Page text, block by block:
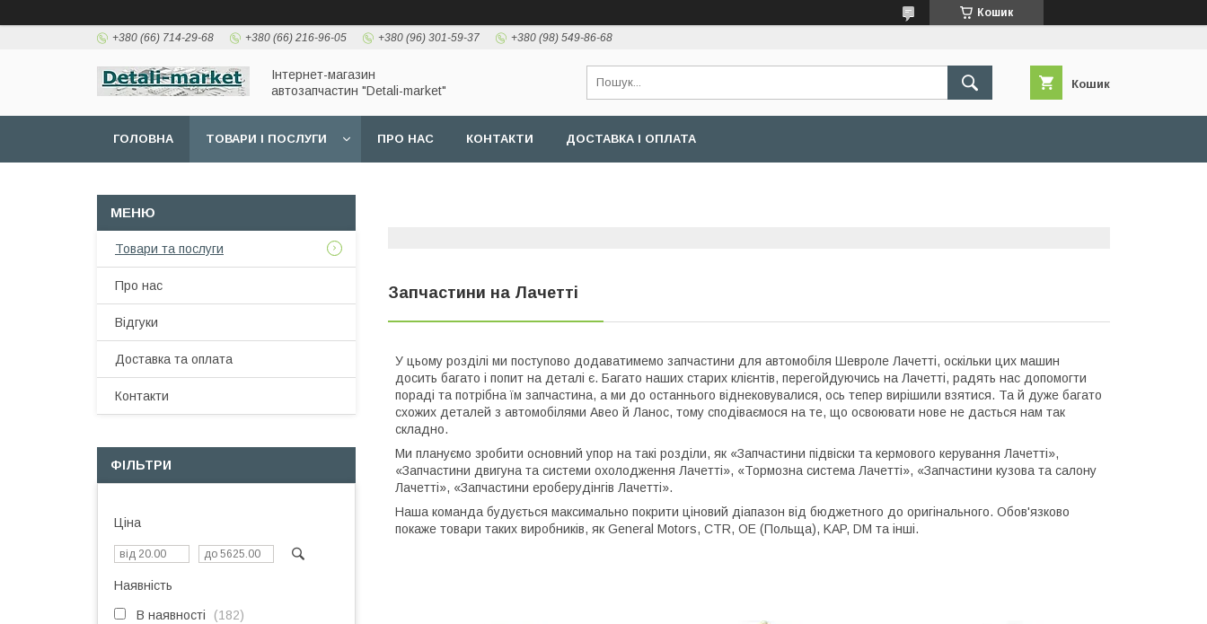
Кошик
+380 (66) 714-29-68 +380 (66) 216-96-05 +380 (96) 301-59-37 +380 (98) 549-86-68
Інтернет-магазин
автозапчастин "Detali-market"
Кошик
ГОЛОВНА ТОВАРИ І ПОСЛУГИ ПРО НАС КОНТАКТИ ДОСТАВКА І ОПЛАТА
Запчастини на Лачетті
У цьому розділі ми поступово додаватимемо запчастини для автомобіля Шевроле Лачетті, оскільки цих машин
досить багато і попит на деталі є. Багато наших старих клієнтів, перегойдуючись на Лачетті, радять нас допомогти
пораді та потрібна їм запчастина, а ми до останнього віднековувалися, ось тепер вирішили взятися. Та й дуже багато
схожих деталей з автомобілями Авео й Ланос, тому сподіваємося на те, що освоювати нове не дасться нам так
складно.
Ми плануємо зробити основний упор на такі розділи, як «Запчастини підвіски та кермового керування Лачетті»,
«Запчастини двигуна та системи охолодження Лачетті», «Тормозна система Лачетті», «Запчастини кузова та салону
Лачетті», «Запчастини ероберудінгів Лачетті».
Наша команда будується максимально покрити ціновий діапазон від бюджетного до оригінального. Обов'язково
покаже товари таких виробників, як General Motors, CTR, OE (Польща), KAP, DM та інші.
Товари та послуги
Про нас
Відгуки
Доставка та оплата
Контакти
ФІЛЬТРИ
Ціна
Наявність
В наявності 182